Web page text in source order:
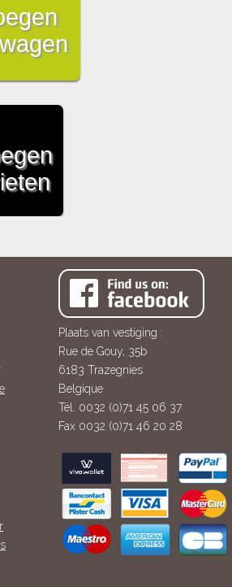
Plaats van vestiging :
Rue de Gouy, 35b
6183 Trazegnies
Belgique
Tél. 0032 (0)71 45 06 37
Fax 0032 (0)71 46 20 28